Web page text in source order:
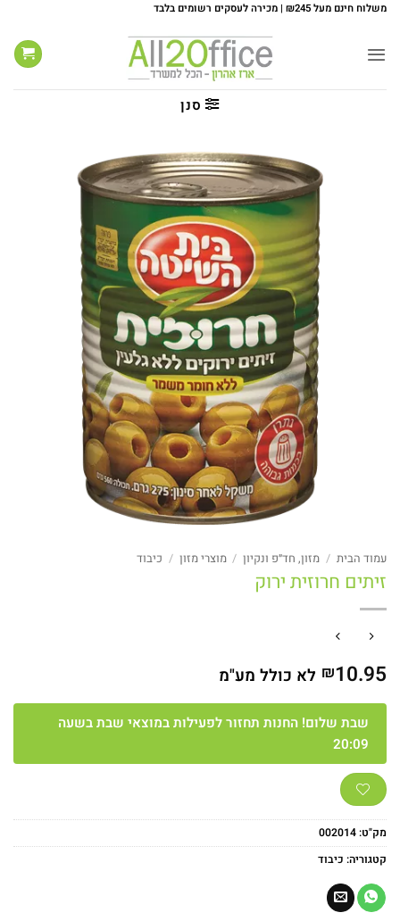
Skip
content
משלוח חינם מעל ₪245 | מכירה לעסקים רשומים בלבד
סנן
עמוד הבית / מזון, חד״פ ונקיון / מוצרי מזון / כיבוד
זיתים חרוזית ירוק
₪10.95 לא כולל מע"מ
שבת שלום! החנות תחזור לפעילות במוצאי שבת בשעה
20:09
מק"ט:002014
קטגוריה: כיבוד